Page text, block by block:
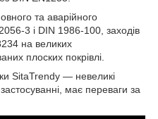
та аварійного
3 і DIN 1986-100, заходів
на великих
плоских покрівлі.
SitaTrendy — невеликі
має переваги за